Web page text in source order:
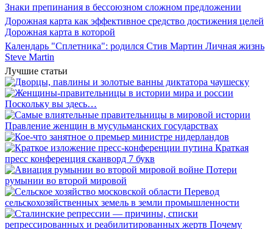
Знаки препинания в бессоюзном сложном предложении
Дорожная карта как эффективное средство достижения целей
Дорожная карта в которой
Календарь "Сплетника": родился Стив Мартин Личная жизнь
Steve Martin
Лучшие статьи